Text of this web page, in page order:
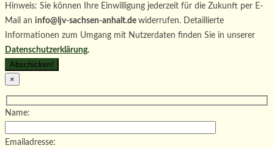
Hinweis: Sie können Ihre Einwilligung jederzeit für die Zukunft per E-
Mail an info@ljv-sachsen-anhalt.de widerrufen. Detaillierte
Informationen zum Umgang mit Nutzerdaten finden Sie in unserer
Datenschutzerklärung.
×
Name:
Emailadresse: